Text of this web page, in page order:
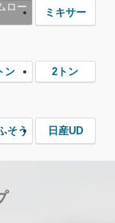
ロー
ミキサー
ン 2トン
そう 日産UD